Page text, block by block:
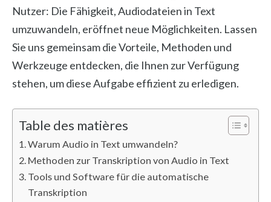
Nutzer: Die Fähigkeit, Audiodateien in Text
umzuwandeln, eröffnet neue Möglichkeiten. Lassen
Sie uns gemeinsam die Vorteile, Methoden und
Werkzeuge entdecken, die Ihnen zur Verfügung
stehen, um diese Aufgabe effizient zu erledigen.
Table des matières
Warum Audio in Text umwandeln?
Methoden zur Transkription von Audio in Text
Tools und Software für die automatische
Transkription